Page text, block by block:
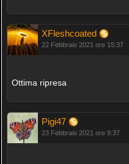
XFleshcoated
22 Febbraio 2021 ore 15:37
Ottima ripresa
Pigi47
23 Febbraio 2021 ore 9:37